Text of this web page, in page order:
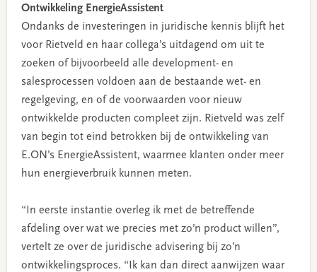
Ontwikkeling EnergieAssistent
Ondanks de investeringen in juridische kennis blijft het
voor Rietveld en haar collega’s uitdagend om uit te
zoeken of bijvoorbeeld alle development- en
salesprocessen voldoen aan de bestaande wet- en
regelgeving, en of de voorwaarden voor nieuw
ontwikkelde producten compleet zijn. Rietveld was zelf
van begin tot eind betrokken bij de ontwikkeling van
E.ON’s EnergieAssistent, waarmee klanten onder meer
hun energieverbruik kunnen meten.
“In eerste instantie overleg ik met de betreffende
afdeling over wat we precies met zo’n product willen”,
vertelt ze over de juridische advisering bij zo’n
ontwikkelingsproces. “Ik kan dan direct aanwijzen waar